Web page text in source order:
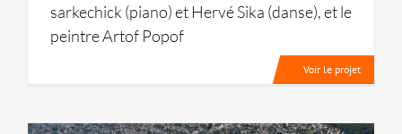
sarkechick (piano) et Hervé Sika (danse), et le
peintre Artof Popof
Voir le projet